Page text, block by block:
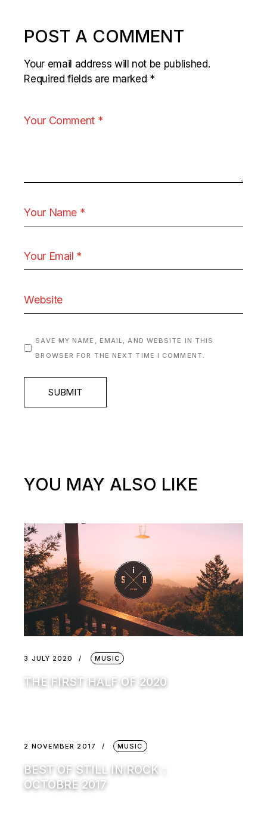
POST A COMMENT
Your email address will not be published.
Required fields are marked *
SAVE MY NAME, EMAIL, AND WEBSITE IN THIS
BROWSER FOR THE NEXT TIME I COMMENT.
SUBMIT
YOU MAY ALSO LIKE
3 JULY 2020 MUSIC
THE FIRST HALF OF 2020
2 NOVEMBER 2017 MUSIC
BEST OF STILL IN ROCK :
OCTOBRE 2017